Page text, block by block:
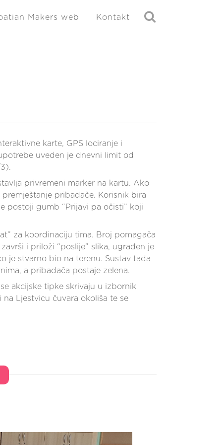
Makers web Kontakt
karte, GPS lociranje i
uveden je dnevni limit od
privremeni marker na kartu. Ako
pribadače. Korisnik bira
postoji gumb “Prijavi pa očisti” koji
za koordinaciju tima. Broj pomagača
i priloži “poslije” slika, ugrađen je
je stvarno bio na terenu. Sustav tada
a pribadača postaje zelena.
akcijske tipke skrivaju u izbornik
Ljestvicu čuvara okoliša te se